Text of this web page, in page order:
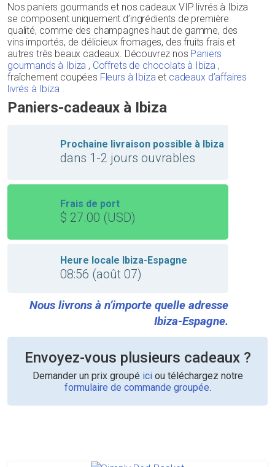
Nos paniers gourmands et nos cadeaux VIP livrés à Ibiza
se composent uniquement d’ingrédients de première
qualité, comme des champagnes haut de gamme, des
vins importés, de délicieux fromages, des fruits frais et
autres très beaux cadeaux. Découvrez nos Paniers
gourmands à Ibiza , Coffrets de chocolats à Ibiza ,
fraîchement coupées Fleurs à Ibiza et cadeaux d’affaires
livrés à Ibiza .
Paniers-cadeaux à Ibiza
Prochaine livraison possible à Ibiza
dans 1-2 jours ouvrables
Frais de port
$ 27.00 (USD)
Heure locale Ibiza-Espagne
08:56 (août 07)
Nous livrons à n’importe quelle adresse
Ibiza-Espagne.
Envoyez-vous plusieurs cadeaux ?
Demander un prix groupé iciou téléchargez notre
formulaire de commande groupée.